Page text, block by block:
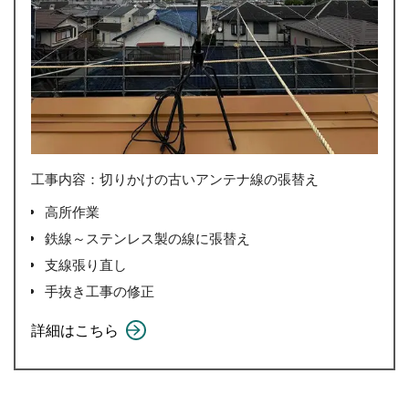
工事内容：切りかけの古いアンテナ線の張替え
高所作業
鉄線～ステンレス製の線に張替え
支線張り直し
手抜き工事の修正
詳細はこちら